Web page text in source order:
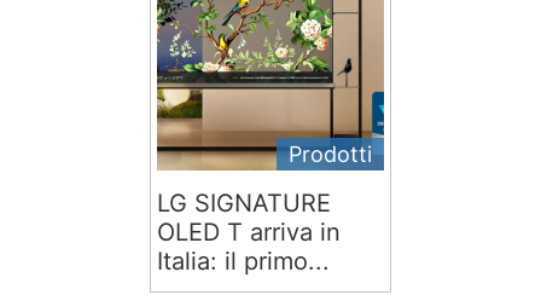
Prodotti
LG SIGNATURE
OLED T arriva in
Italia: il primo...